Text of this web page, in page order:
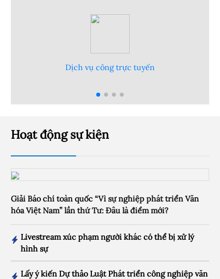
Hỏi đáp góp ý
Hoạt động sự kiện
Giải Báo chí toàn quốc “Vì sự nghiệp phát triển Văn
hóa Việt Nam” lần thứ Tư: Đâu là điểm mới?
Livestream xúc phạm người khác có thể bị xử lý
hình sự
Lấy ý kiến Dự thảo Luật Phát triển công nghiệp văn